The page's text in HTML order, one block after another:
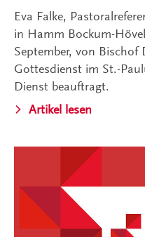
Eva Falke,
in Hamm Bockum-
September, von Bischof
Gottesdienst im St.-
Dienst beauftragt.
Artikel lesen